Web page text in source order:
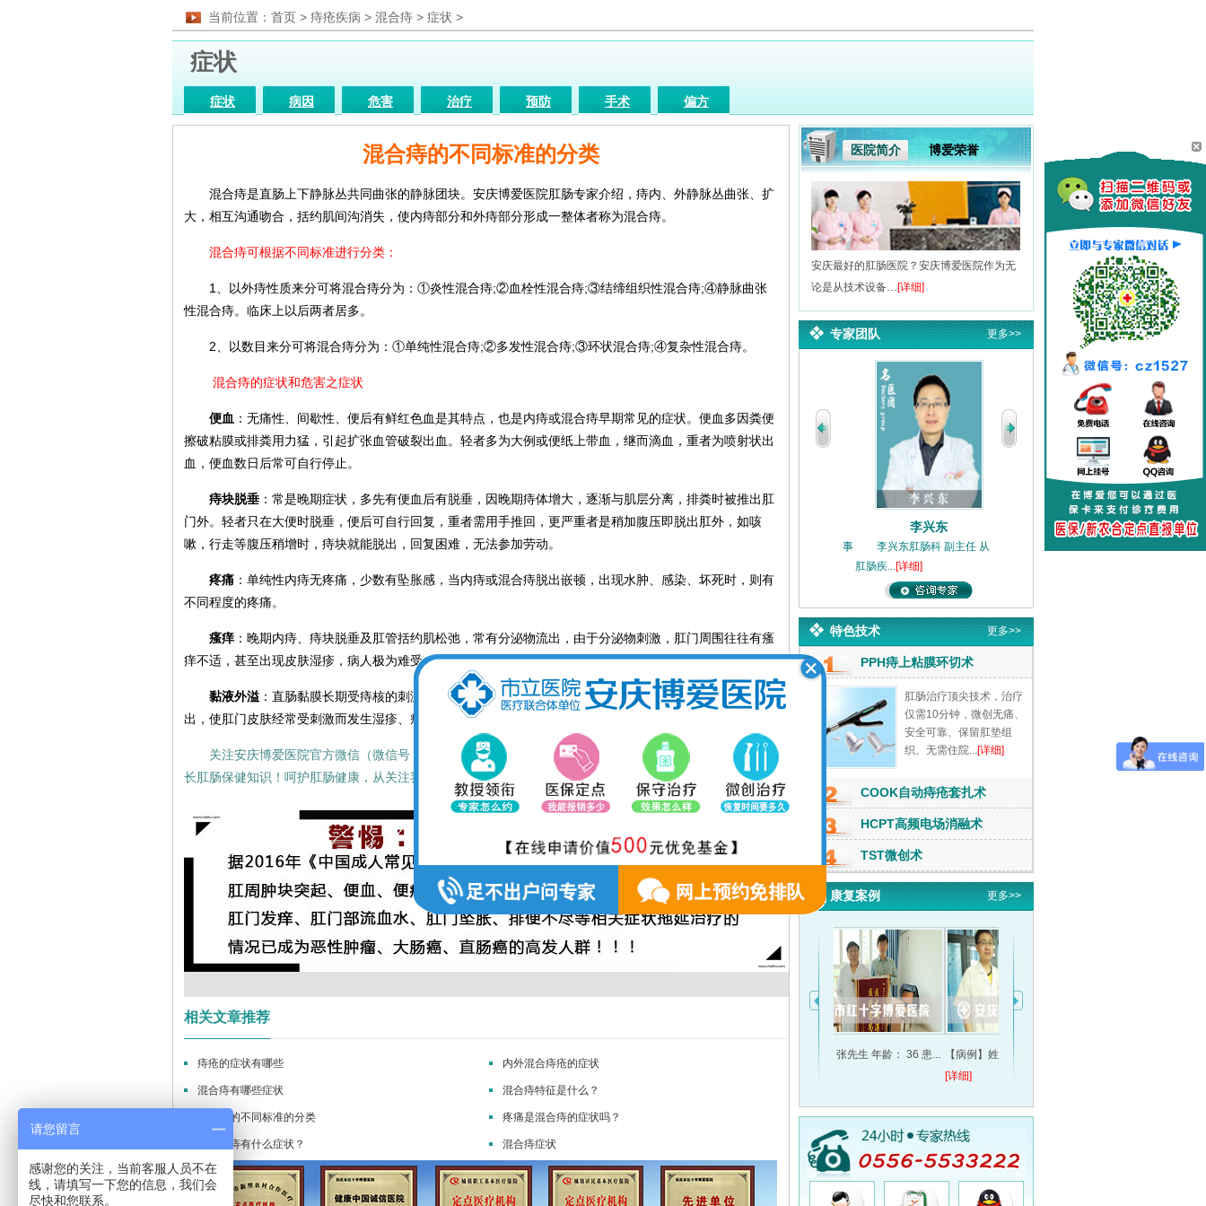
当前位置： 首页 > 痔疮疾病 > 混合痔 > 症状 >
症状
症状 病因 危害 治疗 预防 手术 偏方
混合痔的不同标准的分类
混合痔是直肠上下静脉丛共同曲张的静脉团块。安庆博爱医院肛肠专家介绍，痔内、外静脉丛曲张、扩
大，相互沟通吻合，括约肌间沟消失，使内痔部分和外痔部分形成一整体者称为混合痔。
混合痔可根据不同标准进行分类：
1、以外痔性质来分可将混合痔分为：①炎性混合痔;②血栓性混合痔;③结缔组织性混合痔;④静脉曲张
性混合痔。临床上以后两者居多。
2、以数目来分可将混合痔分为：①单纯性混合痔;②多发性混合痔;③环状混合痔;④复杂性混合痔。
混合痔的症状和危害之症状
便血 ：无痛性、间歇性、便后有鲜红色血是其特点，也是内痔或混合痔早期常见的症状。便血多因粪便
擦破粘膜或排粪用力猛，引起扩张血管破裂出血。轻者多为大例或便纸上带血，继而滴血，重者为喷射状出
血，便血数日后常可自行停止。
痔块脱垂 ：常是晚期症状，多先有便血后有脱垂，因晚期痔体增大，逐渐与肌层分离，排粪时被推出肛
门外。轻者只在大便时脱垂，便后可自行回复，重者需用手推回，更严重者是稍加腹压即脱出肛外，如咳
嗽，行走等腹压稍增时，痔块就能脱出，回复困难，无法参加劳动。
疼痛 ：单纯性内痔无疼痛，少数有坠胀感，当内痔或混合痔脱出嵌顿，出现水肿、感染、坏死时，则有
不同程度的疼痛。
瘙痒：晚期内痔、痔块脱垂及肛管括约肌松弛，常有分泌物流出，由于分泌物刺激，肛门周围往往有瘙
痒不适，甚至出现皮肤湿疹，病人极为难受。
黏液外溢 ：直肠黏膜长期受痔核的刺激，产生炎性渗出，使分泌物增多。肛门括约肌松弛时可随时流
出，使肛门皮肤经常受刺激而发生湿疹、瘙痒。
关注安庆博爱医院官方微信（微信号：安庆博爱医院）随时随地咨询预约专家，了解医院资讯动态，增
长肛肠保健知识！呵护肛肠健康，从关注我们开始！
相关文章推荐
痔疮的症状有哪些 内外混合痔疮的症状
混合痔有哪些症状 混合痔特征是什么？
混合痔的不同标准的分类 疼痛是混合痔的症状吗？
长混合痔有什么症状？ 混合痔症状
医院简介 博爱荣誉
安庆最好的肛肠医院？安庆博爱医院作为无
论是从技术设备…[详细]
专家团队 更多>>
李兴东
李兴东肛肠科 副主任 从事
肛肠疾...[详细]
李兴东
特色技术 更多>>
PPH痔上粘膜环切术
肛肠治疗顶尖技术，治疗
仅需10分钟，微创无痛、
安全可靠、保留肛垫组
织、无需住院...[详细]
COOK自动痔疮套扎术
HCPT高频电场消融术
TST微创术
康复案例 更多>>
【病例】姓名：杨女士 性别：女 ...
来自重庆48岁的刘女士年轻时患
请您留言
感谢您的关注，当前客服人员不在
线，请填写一下您的信息，我们会
尽快和您联系。